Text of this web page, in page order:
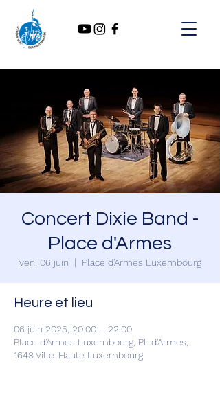
Concert Dixie Band -
Place d'Armes
ven. 06 juin
  |
Place d'Armes Luxembourg
Heure et lieu
06 juin 2025, 20:00 – 22:00
Place d'Armes Luxembourg, Pl. d'Armes,
1648 Ville-Haute Luxembourg